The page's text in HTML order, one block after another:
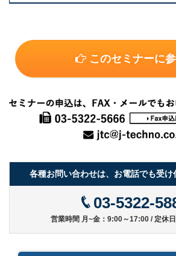
このセミナーに
各種お問い合わせは、お電話でも受け
03-5322-
営業時間 月~金：9:00～17:00 / 定休